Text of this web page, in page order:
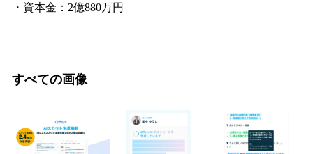
・資本金：2億880万円
すべての画像